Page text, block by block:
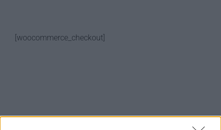
[woocommerce_checkout]